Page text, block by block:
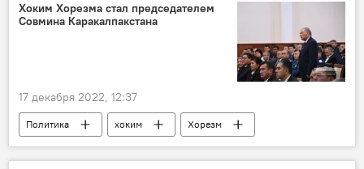
Хоким Хорезма стал председателем
Совмина Каракалпакстана
17 декабря 2022, 12:37
Политика хоким
Хорезм
Каракалпакстан